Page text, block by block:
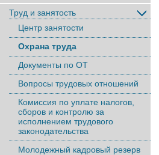
Труд и занятость
Центр занятости
Охрана труда
Документы по ОТ
Вопросы трудовых отношений
Комиссия по уплате налогов,
сборов и контролю за
исполнением трудового
законодательства
Молодежный кадровый резерв